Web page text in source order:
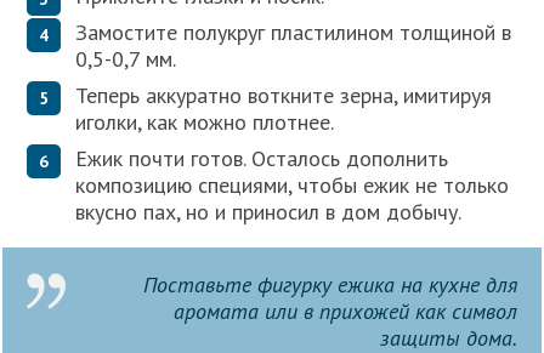
Замостите полукруг пластилином толщиной в
0,5-0,7 мм.
Теперь аккуратно воткните зерна, имитируя
иголки, как можно плотнее.
Ежик почти готов. Осталось дополнить
композицию специями, чтобы ежик не только
вкусно пах, но и приносил в дом добычу.
Поставьте фигурку ежика на кухне для
аромата или в прихожей как символ
защиты дома.